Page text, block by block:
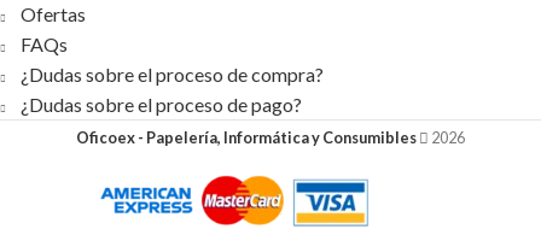
Ofertas
FAQs
¿Dudas sobre el proceso de compra?
¿Dudas sobre el proceso de pago?
Oficoex - Papelería, Informática y Consumibles 2026